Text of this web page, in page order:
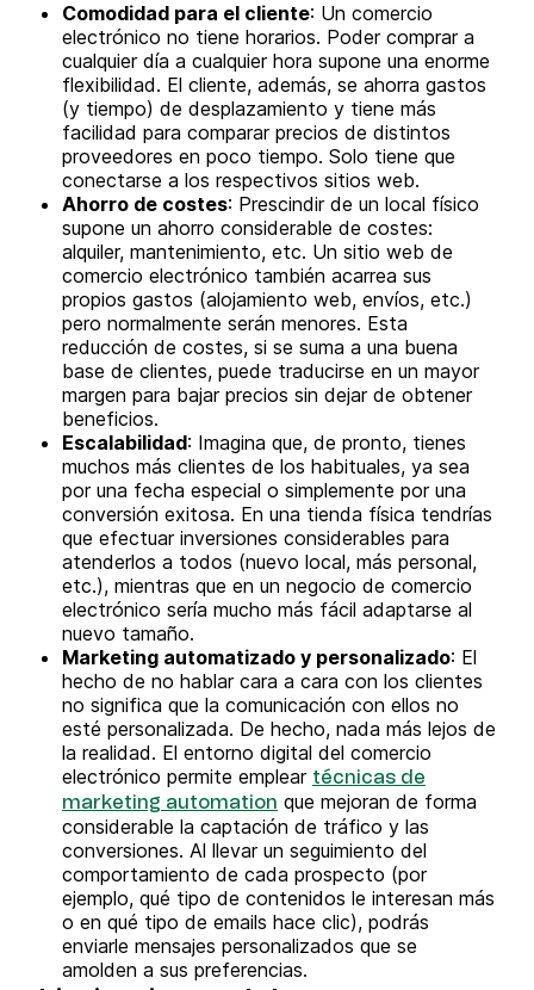
Comodidad para el cliente: Un comercio
electrónico no tiene horarios. Poder comprar a
cualquier día a cualquier hora supone una enorme
flexibilidad. El cliente, además, se ahorra gastos
(y tiempo) de desplazamiento y tiene más
facilidad para comparar precios de distintos
proveedores en poco tiempo. Solo tiene que
conectarse a los respectivos sitios web.
Ahorro de costes: Prescindir de un local físico
supone un ahorro considerable de costes:
alquiler, mantenimiento, etc. Un sitio web de
comercio electrónico también acarrea sus
propios gastos (alojamiento web, envíos, etc.)
pero normalmente serán menores. Esta
reducción de costes, si se suma a una buena
base de clientes, puede traducirse en un mayor
margen para bajar precios sin dejar de obtener
beneficios.
Escalabilidad: Imagina que, de pronto, tienes
muchos más clientes de los habituales, ya sea
por una fecha especial o simplemente por una
conversión exitosa. En una tienda física tendrías
que efectuar inversiones considerables para
atenderlos a todos (nuevo local, más personal,
etc.), mientras que en un negocio de comercio
electrónico sería mucho más fácil adaptarse al
nuevo tamaño.
Marketing automatizado y personalizado: El
hecho de no hablar cara a cara con los clientes
no significa que la comunicación con ellos no
esté personalizada. De hecho, nada más lejos de
la realidad. El entorno digital del comercio
electrónico permite emplear técnicas de
marketing automation que mejoran de forma
considerable la captación de tráfico y las
conversiones. Al llevar un seguimiento del
comportamiento de cada prospecto (por
ejemplo, qué tipo de contenidos le interesan más
o en qué tipo de emails hace clic), podrás
enviarle mensajes personalizados que se
amolden a sus preferencias.